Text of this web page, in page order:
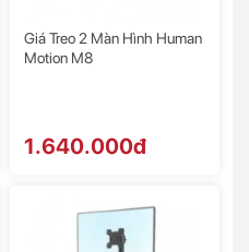
Giá Treo 2 Màn Hình Human
Motion M8
1.640.000đ